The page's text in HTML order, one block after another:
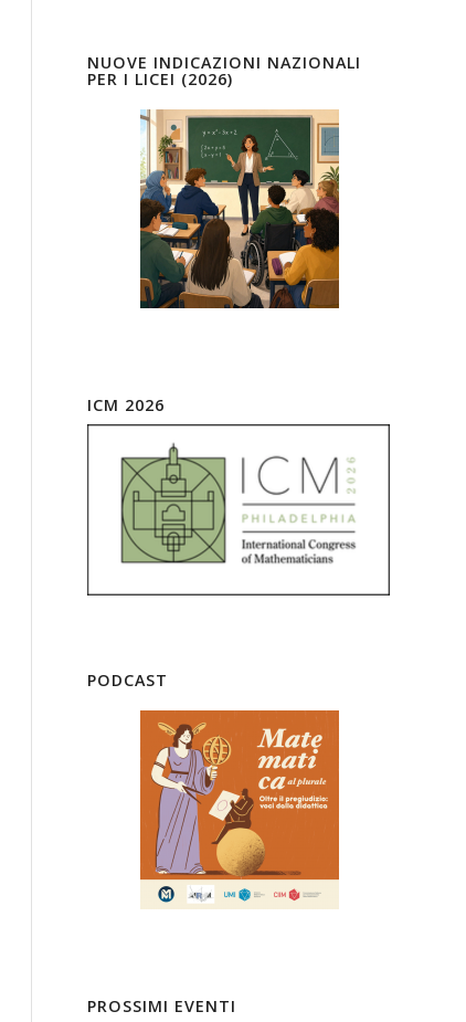
NUOVE INDICAZIONI NAZIONALI
PER I LICEI (2026)
ICM 2026
PODCAST
PROSSIMI EVENTI